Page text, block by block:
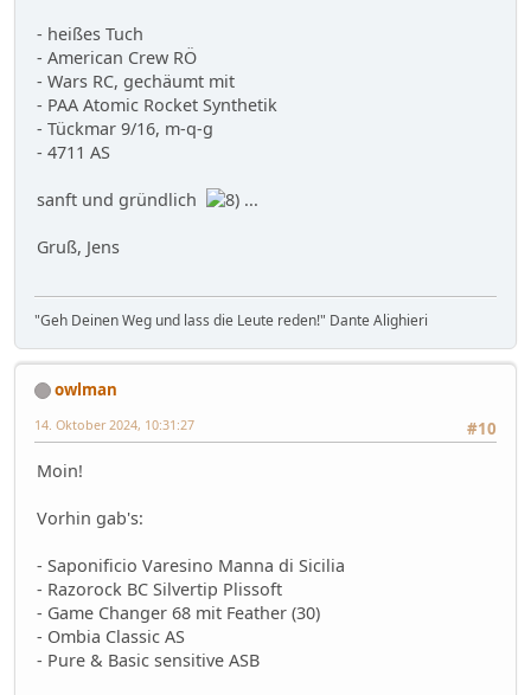
- heißes Tuch
- American Crew RÖ
- Wars RC, gechäumt mit
- PAA Atomic Rocket Synthetik
- Tückmar 9/16, m-q-g
- 4711 AS
sanft und gründlich ...
Gruß, Jens
"Geh Deinen Weg und lass die Leute reden!" Dante Alighieri
owlman
#10
14. Oktober 2024, 10:31:27
Moin!
Vorhin gab's:
- Saponificio Varesino Manna di Sicilia
- Razorock BC Silvertip Plissoft
- Game Changer 68 mit Feather (30)
- Ombia Classic AS
- Pure & Basic sensitive ASB